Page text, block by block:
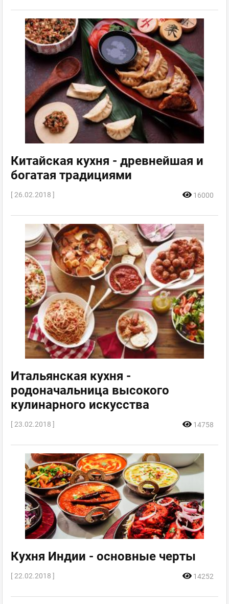
Китайская кухня - древнейшая и
богатая традициями
[ 26.02.2018 ] 16000
Итальянская кухня -
родоначальница высокого
кулинарного искусства
[ 23.02.2018 ] 14758
Кухня Индии - основные черты
[ 22.02.2018 ] 14252